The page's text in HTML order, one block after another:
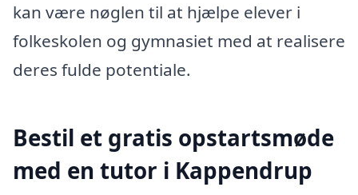
kan være nøglen til at hjælpe elever i
folkeskolen og gymnasiet med at realisere
deres fulde potentiale.
Bestil et gratis opstartsmøde
med en tutor i Kappendrup